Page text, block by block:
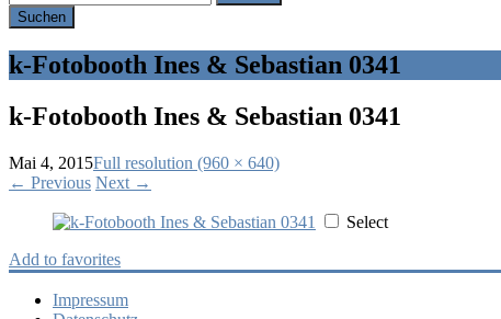
k-Fotobooth Ines & Sebastian 0341
k-Fotobooth Ines & Sebastian 0341
Mai 4, 2015Full resolution (960 × 640)
← Previous Next →
Select
Add to favorites
Impressum